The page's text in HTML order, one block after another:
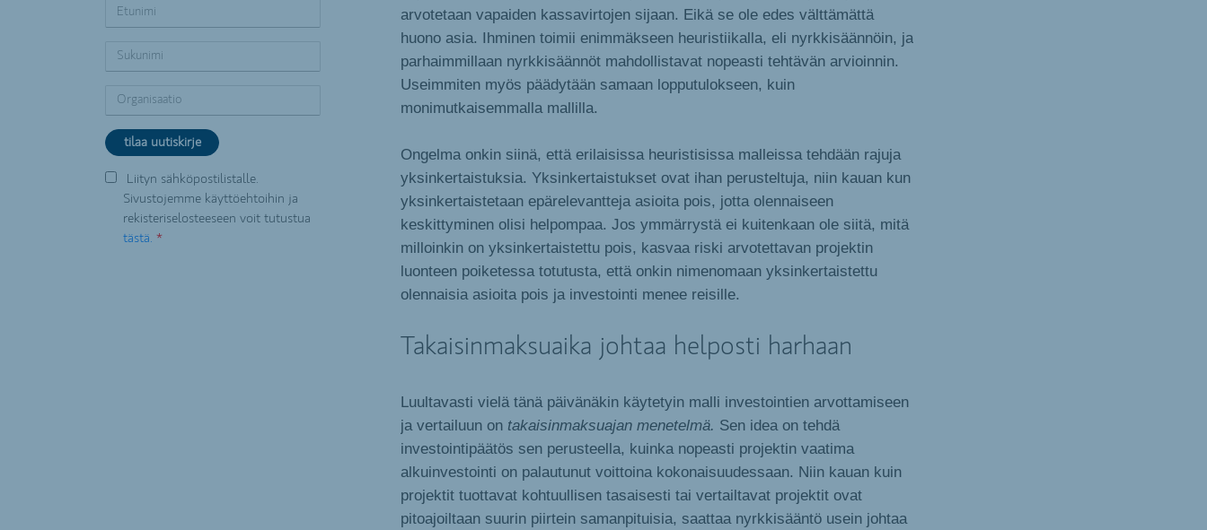
Liityn sähköpostilistalle.
Sivustojemme käyttöehtoihin ja
rekisteriselosteeseen voit tutustua
tästä. *
arvotetaan vapaiden kassavirtojen sijaan. Eikä se ole edes välttämättä
huono asia. Ihminen toimii enimmäkseen heuristiikalla, eli nyrkkisäännöin, ja
parhaimmillaan nyrkkisäännöt mahdollistavat nopeasti tehtävän arvioinnin.
Useimmiten myös päädytään samaan lopputulokseen, kuin
monimutkaisemmalla mallilla.
Ongelma onkin siinä, että erilaisissa heuristisissa malleissa tehdään rajuja
yksinkertaistuksia. Yksinkertaistukset ovat ihan perusteltuja, niin kauan kun
yksinkertaistetaan epärelevantteja asioita pois, jotta olennaiseen
keskittyminen olisi helpompaa. Jos ymmärrystä ei kuitenkaan ole siitä, mitä
milloinkin on yksinkertaistettu pois, kasvaa riski arvotettavan projektin
luonteen poiketessa totutusta, että onkin nimenomaan yksinkertaistettu
olennaisia asioita pois ja investointi menee reisille.
Takaisinmaksuaika johtaa helposti harhaan
Luultavasti vielä tänä päivänäkin käytetyin malli investointien arvottamiseen
ja vertailuun on takaisinmaksuajan menetelmä. Sen idea on tehdä
investointipäätös sen perusteella, kuinka nopeasti projektin vaatima
alkuinvestointi on palautunut voittoina kokonaisuudessaan. Niin kauan kuin
projektit tuottavat kohtuullisen tasaisesti tai vertailtavat projektit ovat
pitoajoiltaan suurin piirtein samanpituisia, saattaa nyrkkisääntö usein johtaa